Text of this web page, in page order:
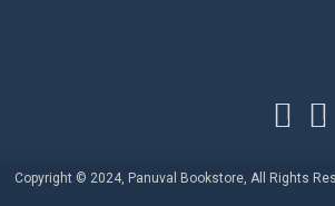
Copyright © 2024, Panuval Bookstore, All Rights